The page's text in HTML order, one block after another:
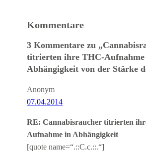
Kommentare
3 Kommentare zu
titrierten ihre THC-
Abhängigkeit von der Stärke
Anonym
07.04.2014
RE: Cannabisraucher titrierten
Aufnahme in Abhängigkeit
[quote name=“.::C.c.::.“]